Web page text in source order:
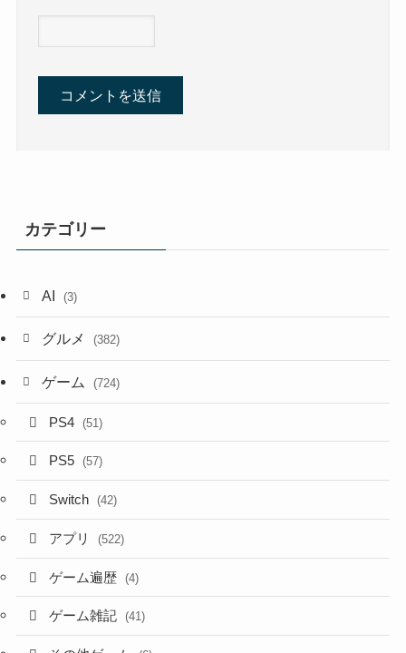
カテゴリー
AI (3)
グルメ (382)
ゲーム (724)
PS4 (51)
PS5 (57)
Switch (42)
アプリ (522)
ゲーム遍歴 (4)
ゲーム雑記 (41)